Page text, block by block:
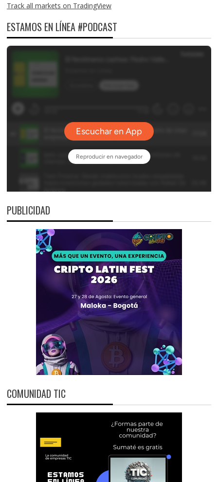
Track all markets on TradingView
ESTAMOS EN LÍNEA #PODCAST
PUBLICIDAD
COMUNIDAD TIC